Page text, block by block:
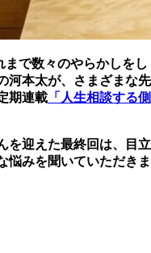
で数々のやらかしをし
河本太が、さまざまな先
期連載 「人生相談する側
を迎えた最終回は、目立
悩みを聞いていただきま